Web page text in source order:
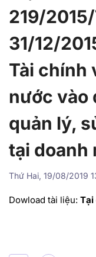
219/
31/12/
Tài chính
nước vào
quản lý,
tại doanh
Thứ Hai, 19/08/2019
Dowload tài liệu: Tại